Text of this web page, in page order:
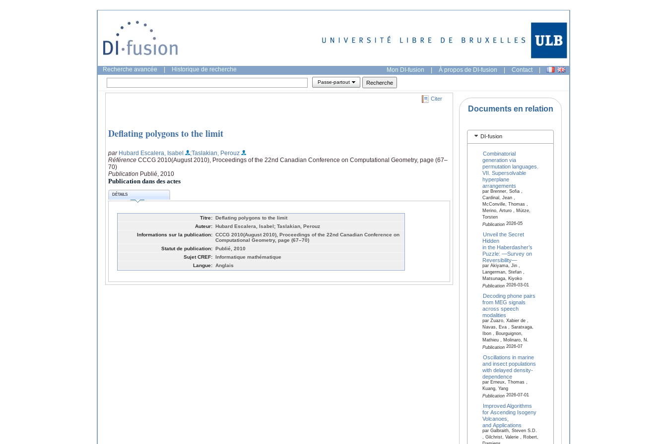
Recherche avancée Historique de recherche Mon DI-fusion | À propos de DI-fusion | Contact |
Passe-partout
Citer
Deflating polygons to the limit
par Hubard Escalera, Isabel
;Taslakian, Perouz
Référence CCCG 2010(August 2010), Proceedings of the 22nd Canadian Conference on Computational Geometry, page (67–
70)
Publication Publié, 2010
Publication dans des actes
DÉTAILS
Titre: Deflating polygons to the limit
Auteur: Hubard Escalera, Isabel; Taslakian, Perouz
Informations sur la publication: CCCG 2010(August 2010), Proceedings of the 22nd Canadian Conference on
Computational Geometry, page (67–70)
Statut de publication: Publié, 2010
Sujet CREF: Informatique mathématique
Langue: Anglais
Documents en relation
DI-fusion
Combinatorial
generation via
permutation languages.
VII. Supersolvable
hyperplane
arrangements
par Brenner, Sofia ,
Cardinal, Jean ,
McConville, Thomas ,
Merino, Arturo , Mütze,
Torsten
Publication2026-05
Unveil the Secret
Hidden
in the Haberdasher’s
Puzzle: —Survey on
Reversibility—
par Akiyama, Jin ,
Langerman, Stefan ,
Matsunaga, Kiyoko
Publication2026-03-01
Decoding phone pairs
from MEG signals
across speech
modalities
par Zuazo, Xabier de ,
Navas, Eva , Saratxaga,
Ibon , Bourguignon,
Mathieu , Molinaro, N.
Publication2026-07
Oscillations in marine
and insect populations
with delayed density-
dependence
par Erneux, Thomas ,
Kuang, Yang
Publication2026-07-01
Improved Algorithms
for Ascending Isogeny
Volcanoes,
and Applications
par Galbraith, Steven S.D.
, Gilchrist, Valerie , Robert,